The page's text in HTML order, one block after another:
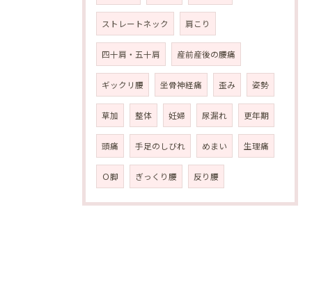
ストレートネック 肩こり
四十肩・五十肩 産前産後の腰痛
ギックリ腰 坐骨神経痛 歪み 姿勢
草加 整体 妊婦 尿漏れ 更年期
頭痛 手足のしびれ めまい 生理痛
Ｏ脚 ぎっくり腰 反り腰